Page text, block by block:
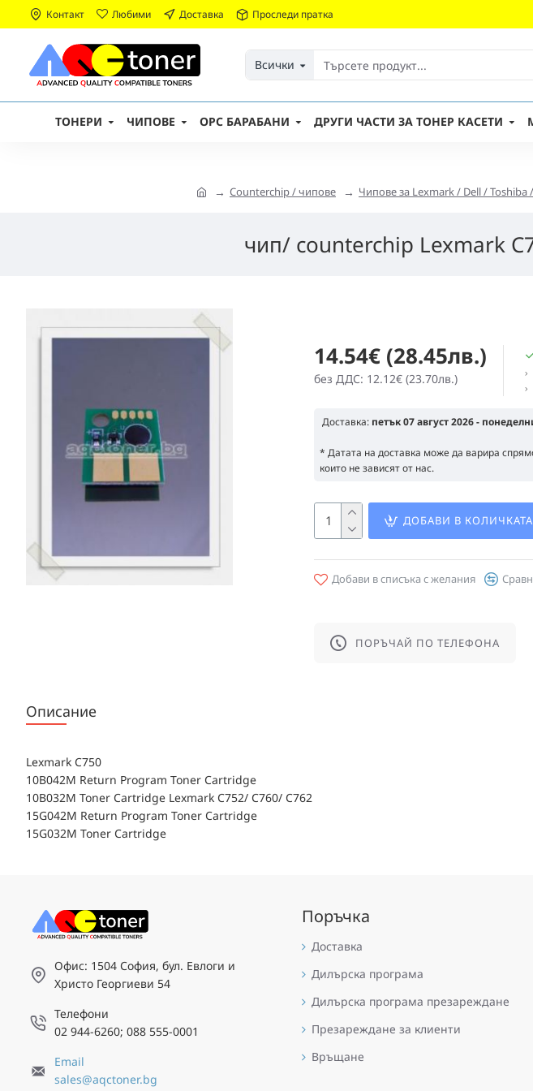
Контакт Любими Доставка Проследи пратка
Всички
ТОНЕРИ ЧИПОВЕ OPC БАРАБАНИ ДРУГИ ЧАСТИ ЗА ТОНЕР КАСЕТИ
Counterchip / чипове Чипове за Lexmark / Dell / Toshiba
чип/ counterchip Lexmark
14.54€ (28.45лв.)
без ДДС: 12.12€ (23.70лв.)
Доставка: петък 07 август 2026 -
* Датата на доставка може да варира
които не зависят от нас.
ДОБАВИ В КОЛИЧКАТА
Добави в списъка с желания
ПОРЪЧАЙ ПО ТЕЛЕФОНА
Описание
Lexmark C750
10B042M Return Program Toner Cartridge
10B032M Toner Cartridge Lexmark C752/ C760/ C762
15G042M Return Program Toner Cartridge
15G032M Toner Cartridge
Офис: 1504 София, бул. Евлоги и
Христо Георгиеви 54
Телефони
02 944-6260; 088 555-0001
Email
sales@aqctoner.bg
Поръчка
Доставка
Дилърска програма
Дилърска програма презареждане
Презареждане за клиенти
Връщане